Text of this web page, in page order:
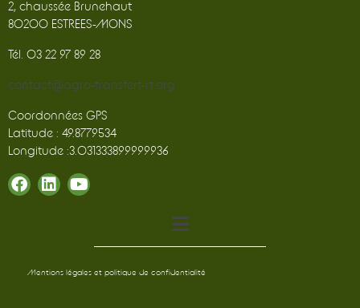
2, chaussée Brunehaut
80200 ESTREES-MONS
Tél. 03 22 97 89 28
contact@agro-transfert-rt.org
Coordonnées GPS
Latitude : 49.8779534
Longitude :3.031333899999936
Mentions légales et politique de confidentialité